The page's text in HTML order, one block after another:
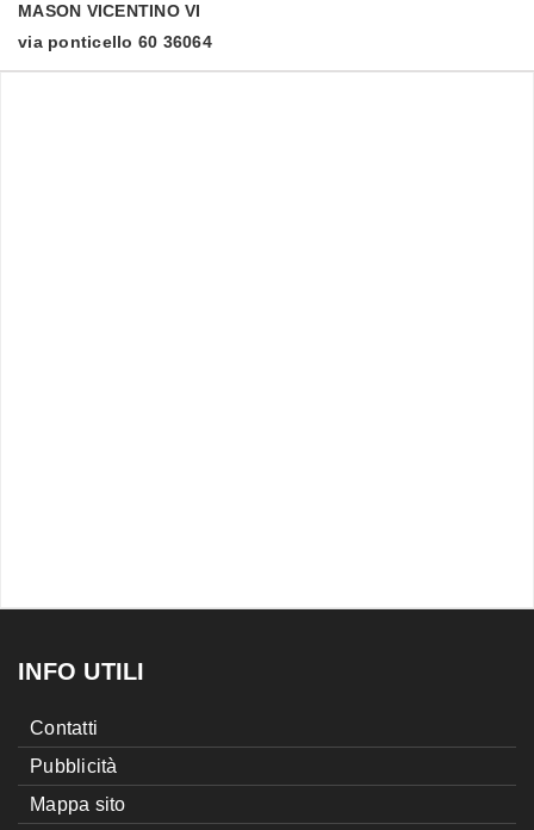
MASON VICENTINO VI
via ponticello 60 36064
INFO UTILI
Contatti
Pubblicità
Mappa sito